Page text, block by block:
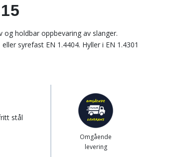
holdbar oppbevaring av slanger.
syrefast EN 1.4404. Hyller i EN 1.4301
stål
Omgående
levering